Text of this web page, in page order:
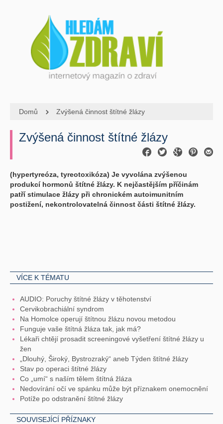
Domů Zvýšená činnost štítné žlázy
Zvýšená činnost štítné žlázy
(hypertyreóza, tyreotoxikóza) Je vyvolána zvýšenou
produkcí hormonů štítné žlázy. K nejčastějším příčinám
patří stimulace žlázy při chronickém autoimunitním
postižení, nekontrolovatelná činnost části štítné žlázy.
VÍCE K TÉMATU
AUDIO: Poruchy štítné žlázy v těhotenství
Cervikobrachiální syndrom
Na Homolce operují štítnou žlázu novou metodou
Funguje vaše štítná žláza tak, jak má?
Lékaři chtějí prosadit screeningové vyšetření štítné žlázy u
žen
„Dlouhý, Široký, Bystrozraký“ aneb Týden štítné žlázy
Stav po operaci štítné žlázy
Co „umí“ s naším tělem štítná žláza
Nedovírání očí ve spánku může být příznakem onemocnění
Potíže po odstranění štítné žlázy
SOUVISEJÍCÍ PŘÍZNAKY